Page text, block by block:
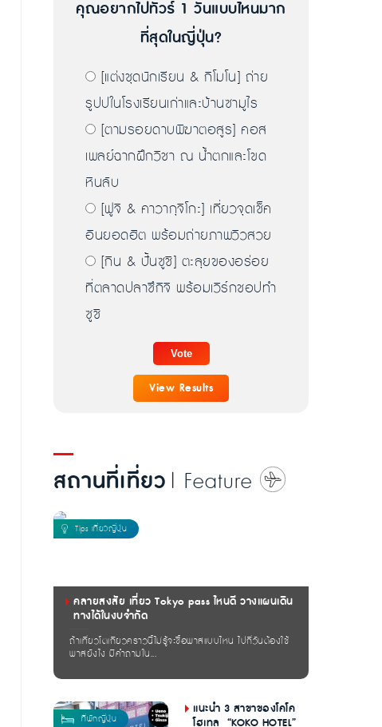
คุณอยากไปทัวร์ 1 วันแบบไหนมาก
ที่สุดในญี่ปุ่น?
[แต่งชุดนักเรียน & กิโมโน] ถ่าย
รูปปในโรงเรียนเก่าและบ้านซามูไร
[ตามรอยดาบพิฆาตอสูร] คอส
เพลย์ฉากฝึกวิชา ณ น้ำตกและโขด
หินลับ
[ฟูจิ & คาวากุจิโกะ] เที่ยวจุดเช็ค
อินยอดฮิต พร้อมถ่ายภาพวิวสวย
[กิน & ปั้นซูชิ] ตะลุยของอร่อย
ที่ตลาดปลาซึกิจิ พร้อมเวิร์กชอปทำ
ซูชิ
View Results
สถานที่เที่ยว | Feature
คลายสงสัย เที่ยว Tokyo pass ไหนดี วางแผนเดิน
ทางได้ในงบจำกัด
ถ้าเที่ยวโตเกียวคราวนี้ไม่รู้จะซื้อพาสแบบไหน ไปกี่วันต้องใช้
พาสยังไง มีคำถามใน...
แนะนำ 3 สาขาของโคโค
โฮเทล “KOKO HOTEL”